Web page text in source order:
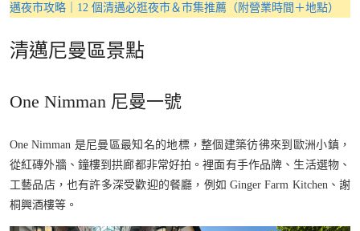
邁夜市攻略｜12 個清邁必逛夜市＆市集推薦（附營業時間＋地點）
清邁尼曼區景點
One Nimman 尼曼一號
One Nimman 是尼曼區最知名的地標，整個建築彷彿來到歐洲小鎮，
從紅磚外牆、鐘樓到拱廊都非常好拍。裡面有手作品牌、生活選物、
工藝品店，也有許多深受歡迎的餐廳，例如 Ginger Farm Kitchen、謝
桐興酒樓等。